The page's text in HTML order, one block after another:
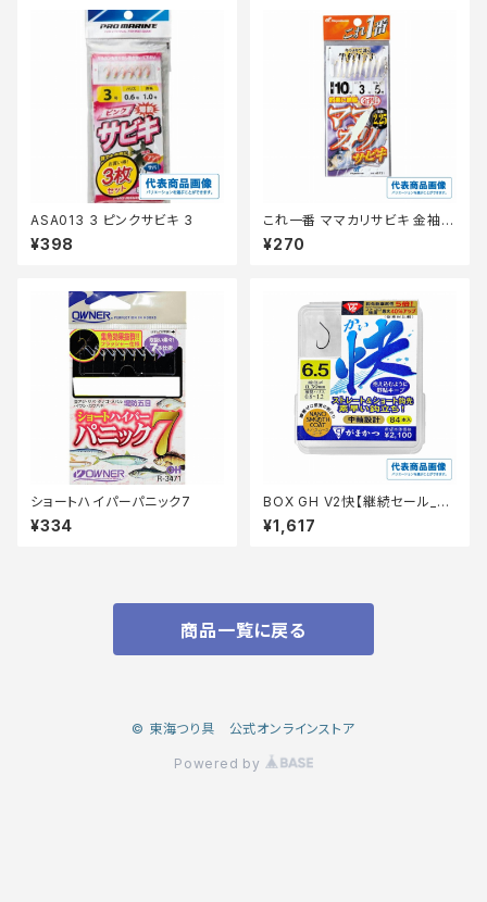
ASA013 3 ピンクサビキ 3
¥398
これ一番 ママカリサビキ 金袖 8
本針 HS731ー5ー1.5
¥270
ショートハイパーパニック7
¥334
BOX GH V2快【継続セール_仕
掛】
¥1,617
商品一覧に戻る
© 東海つり具 公式オンラインストア
Powered by